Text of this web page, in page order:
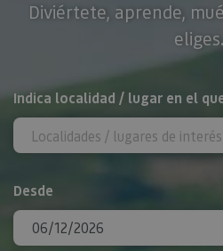
Diviértete, aprende,
eliges.
BUSCAR
Indica localidad / lugar en el
Desde